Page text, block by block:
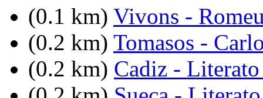
(0.1 km) Vivons -
(0.2 km) Tomasos -
(0.2 km) Cadiz -